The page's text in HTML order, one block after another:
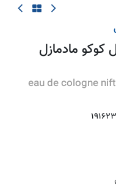
کوکو مادمازل
eau de cologne
191623